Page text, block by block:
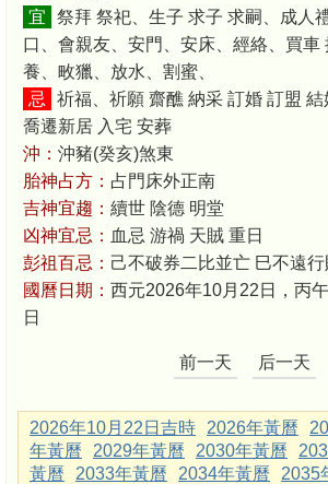
宜
祭拜 祭祀、生子 求子 求嗣、成人
口、會親友、安門、安床、經絡、買車
養、畋獵、放水、割蜜、
忌
祈福、祈願 齋醮 納采 訂婚 訂盟
喬遷新居 入宅 安葬
沖： 沖豬(癸亥)煞東
胎神占方： 占門床外正南
吉神宜趨： 續世 陰德 明堂
凶神宜忌： 血忌 游禍 天賊 重日
彭祖百忌： 己不破券二比並亡 巳不遠
國曆日期： 西元2026年10月22日，丙
日
前一天 后一天
2026年10月22日吉時 2026年黃曆
年黃曆
2029年黃曆 2030年黃曆
黃曆
2033年黃曆 2034年黃曆 2035